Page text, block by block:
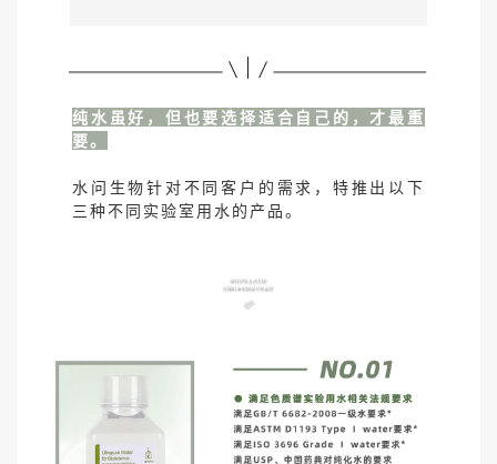
纯水虽好，但也要选择适合自己的，才最重
要。
水问生物针对不同客户的需求，特推出以下
三种不同实验室用水的产品。